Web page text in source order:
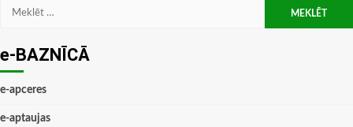
Meklēt:
e-BAZNĪCĀ
e-apceres
e-aptaujas